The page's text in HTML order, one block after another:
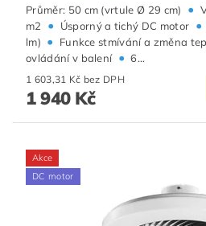
Průměr: 50 cm (vrtule Ø 29 cm) •
m2
• Úsporný a tichý DC motor •
lm) • Funkce stmívání a změna
ovládání v balení • 6...
1 603,31 Kč bez DPH
1 940 Kč
Akce
DC motor